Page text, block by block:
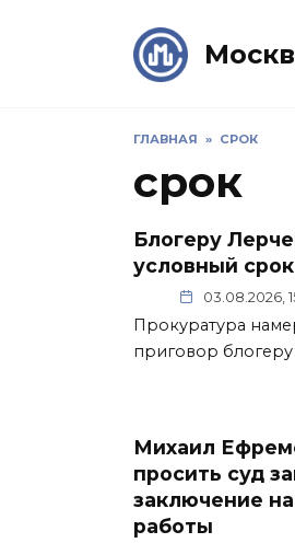
ГЛАВНАЯ » СРОК
срок
Блогеру
условный
03.08.2026,
Прокуратура
приговор
Михаил
просить суд
заключение
работы